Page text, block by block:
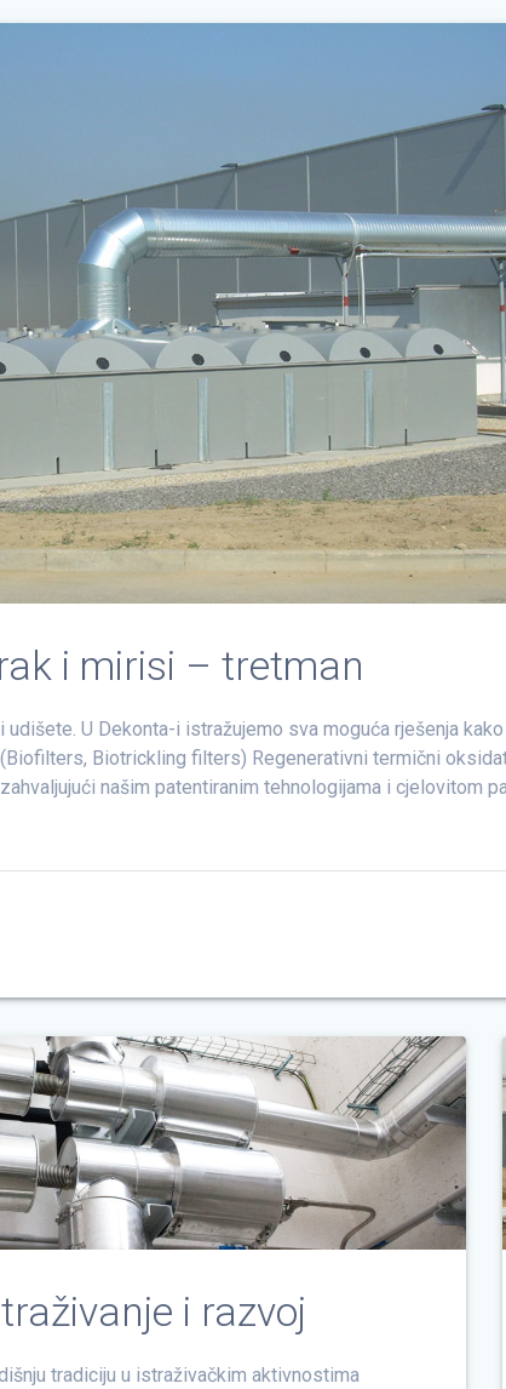
i mirisi – tretman
udišete. U Dekonta-i istražujemo sva moguća rješenja
(Biofilters, Biotrickling filters) Regenerativni termični
zahvaljujući našim patentiranim tehnologijama i
i razvoj
tradiciju u istraživačkim aktivnostima